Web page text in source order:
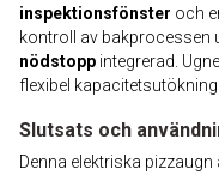
inspektionsfönster och
kontroll av bakprocessen
nödstopp integrerad.
flexibel kapacitetsutökning.
Slutsats och
Denna elektriska